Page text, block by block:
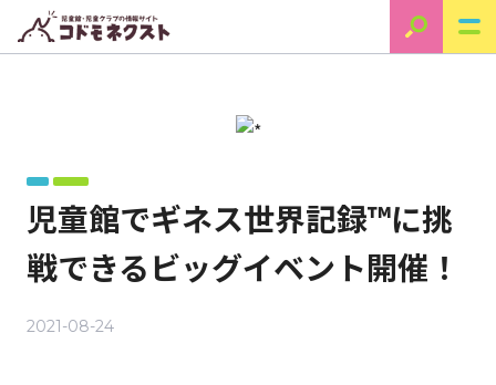
児童館でギネス世界記録™に挑
戦できるビッグイベント開催！
2021-08-24